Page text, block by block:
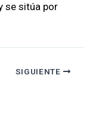
se sitúa por
SIGUIENTE